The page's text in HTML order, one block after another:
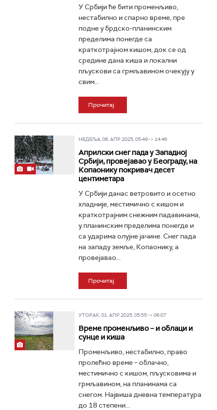
У Србији ће бити променљиво,
нестабилно и спарно време, пре
подне у брдско-планинским
пределима понегде са
краткотрајном кишом, док се од
средине дана киша и локални
пљускови са грмљавином очекују у
свим...
Прочитај
НЕДЕЉА, 06. АПР 2025, 05:49 -> 14:46
Априлски снег пада у Западној
Србији, провејавао у Београду, на
Копаонику покривач десет
центиметара
У Србији данас ветровито и осетно
хладније, местимично с кишом и
краткотрајним снежним падавинама,
у планинским пределима понегде и
са ударима олујне јачине. Снег пада
на западу земље, Копаонику, а
провејавао...
Прочитај
УТОРАК, 01. АПР 2025, 05:55 -> 06:07
Време променљиво – и облаци и
сунце и киша
Променљиво, нестабилно, право
пролећно време – облачно,
местимично с кишом, пљусковима и
грмљавином, на планинама са
снегом. Највиша дневна температура
до 18 степени...